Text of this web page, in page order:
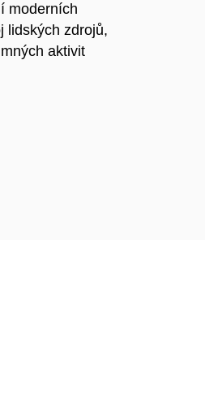
moderních
lidských zdrojů,
aktivit